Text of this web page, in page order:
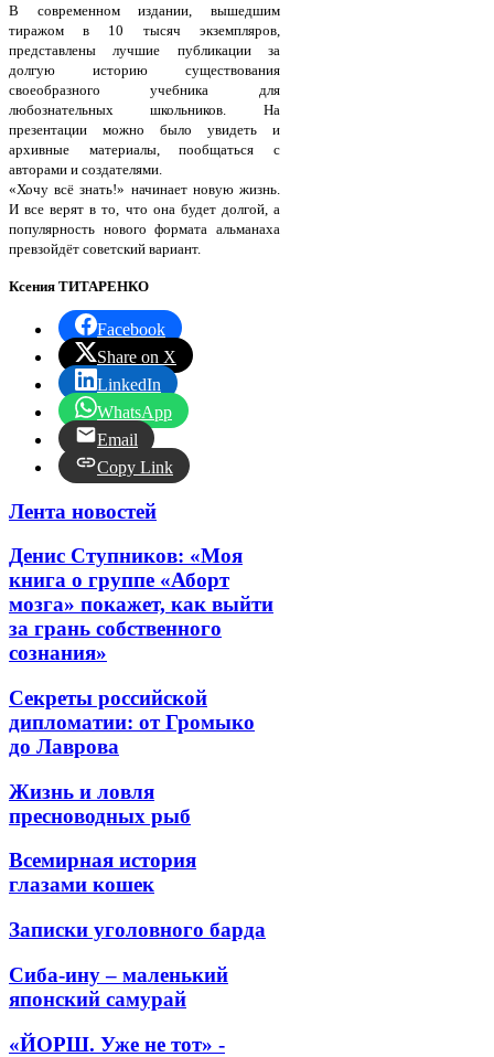
В современном издании, вышедшим
тиражом в 10 тысяч экземпляров,
представлены лучшие публикации за
долгую историю существования
своеобразного учебника для
любознательных школьников. На
презентации можно было увидеть и
архивные материалы, пообщаться с
авторами и создателями.
«Хочу всё знать!» начинает новую жизнь.
И все верят в то, что она будет долгой, а
популярность нового формата альманаха
превзойдёт советский вариант.
Ксения ТИТАРЕНКО
Facebook
Share on X
LinkedIn
WhatsApp
Email
Copy Link
Лента новостей
Денис Ступников: «Моя
книга о группе «Аборт
мозга» покажет, как выйти
за грань собственного
сознания»
Секреты российской
дипломатии: от Громыко
до Лаврова
Жизнь и ловля
пресноводных рыб
Всемирная история
глазами кошек
Записки уголовного барда
Сиба-ину – маленький
японский самурай
«ЙОРШ. Уже не тот» -